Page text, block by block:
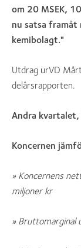
om 20 MSEK,
nu satsa
kemibolagt."
Utdrag urVD
delårsrapporten.
Andra
Koncernen
» Koncernens
miljoner kr
» Bruttomarginal